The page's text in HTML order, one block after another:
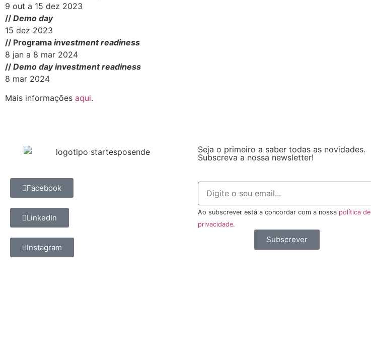
9 out a 15 dez 2023
// Demo day
15 dez 2023
// Programa investment readiness
8 jan a 8 mar 2024
// Demo day investment readiness
8 mar 2024
Mais informações aqui.
Facebook
LinkedIn
Instagram
Seja o primeiro a saber todas as novidades.
Subscreva a nossa newsletter!
Ao subscrever está a concordar com a nossa política de
privacidade.
Subscrever